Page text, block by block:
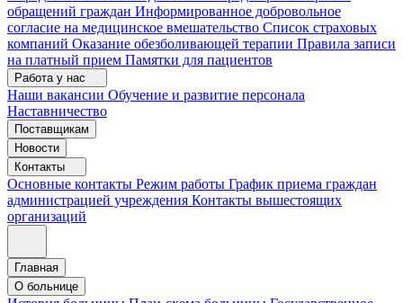
обращений граждан Информированное добровольное
согласие на медицинское вмешательство Список страховых
компаний Оказание обезболивающей терапии Правила записи
на платный прием Памятки для пациентов
Работа у нас
Наши вакансии Обучение и развитие персонала
Наставничество
Поставщикам
Новости
Контакты
Основные контакты Режим работы График приема граждан
администрацией учреждения Контакты вышестоящих
организаций
Главная
О больнице